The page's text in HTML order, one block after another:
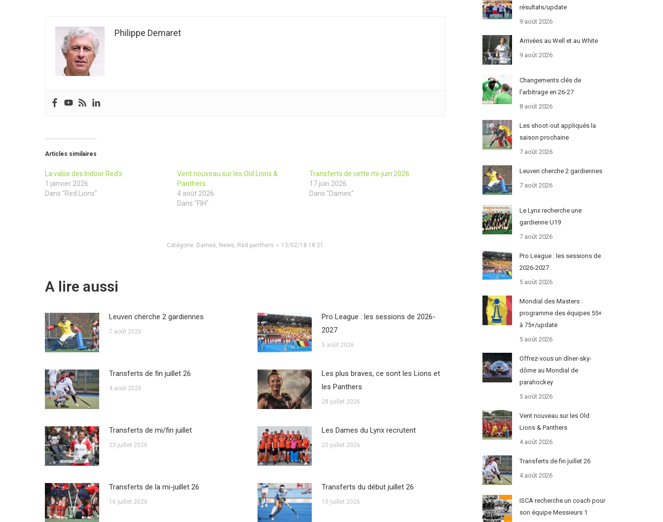
Philippe Demaret
Articles similaires
La valse des Indoor Red’s
1 janvier 2026
Dans "Red Lions"
Vent nouveau sur les Old Lions &
Panthers
4 août 2026
Dans "FIH"
Transferts de cette mi-juin 2026
17 juin 2026
Dans "Dames"
Catégorie Dames, News, Red panthers 13/02/18 18:21
A lire aussi
Leuven cherche 2 gardiennes
7 août 2026
Pro League : les sessions de 2026-
2027
5 août 2026
Transferts de fin juillet 26
4 août 2026
Les plus braves, ce sont les Lions et
les Panthers
28 juillet 2026
Transferts de mi/fin juillet
23 juillet 2026
Les Dames du Lynx recrutent
20 juillet 2026
Transferts de la mi-juillet 26
16 juillet 2026
Transferts du début juillet 26
10 juillet 2026
résultats/update
9 août 2026
Arrivées au Well et au White
9 août 2026
Changements clés de
l’arbitrage en 26-27
8 août 2026
Les shoot-out appliqués la
saison prochaine
7 août 2026
Leuven cherche 2 gardiennes
7 août 2026
Le Lynx recherche une
gardienne U19
7 août 2026
Pro League : les sessions de
2026-2027
5 août 2026
Mondial des Masters :
programme des équipes 55+
à 75+/update
5 août 2026
Offrez-vous un dîner-sky-
dôme au Mondial de
parahockey
5 août 2026
Vent nouveau sur les Old
Lions & Panthers
4 août 2026
Transferts de fin juillet 26
4 août 2026
ISCA recherche un coach pour
son équipe Messieurs 1